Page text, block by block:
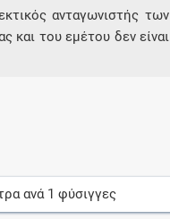
ανταγωνιστής των
και του εμέτου δεν είναι
ανά 1 φύσιγγες